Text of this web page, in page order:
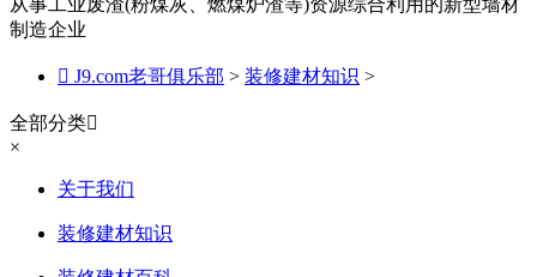
从事工业废渣(粉煤灰、燃煤炉渣等)资源综合利用的新型墙材
制造企业
 J9.com老哥俱乐部 > 装修建材知识 >
全部分类
×
关于我们
装修建材知识